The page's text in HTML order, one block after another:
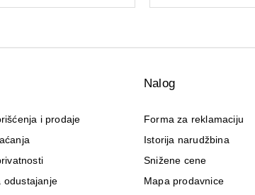
i prodaje
odustajanje
Nalog
Forma za reklamaciju
Istorija narudžbina
Snižene cene
Mapa prodavnice